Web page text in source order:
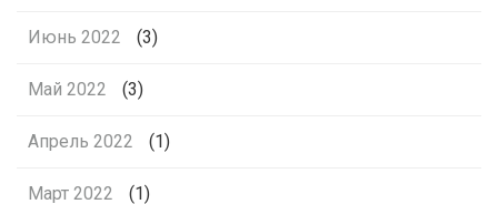
Июнь 2022 (3)
Май 2022 (3)
Апрель 2022 (1)
Март 2022 (1)